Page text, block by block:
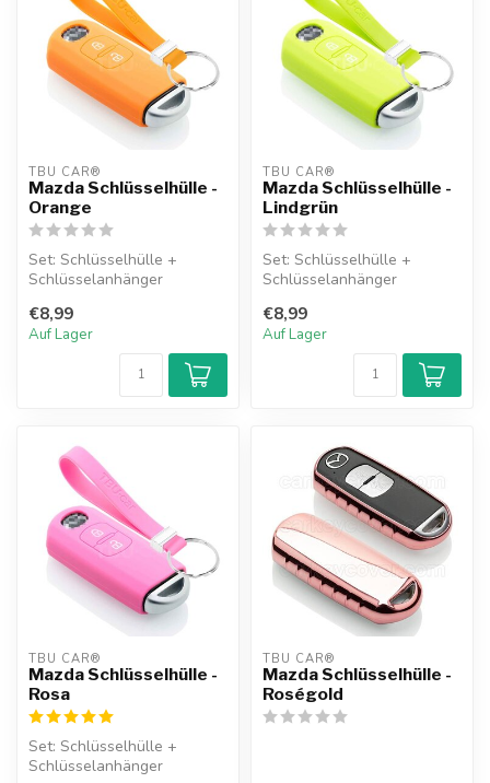
TBU CAR®
Mazda Schlüsselhülle -
Orange
Set: Schlüsselhülle +
Schlüsselanhänger
€8,99
Auf Lager
TBU CAR®
Mazda Schlüsselhülle -
Lindgrün
Set: Schlüsselhülle +
Schlüsselanhänger
€8,99
Auf Lager
TBU CAR®
Mazda Schlüsselhülle -
Rosa
Set: Schlüsselhülle +
Schlüsselanhänger
TBU CAR®
Mazda Schlüsselhülle -
Roségold